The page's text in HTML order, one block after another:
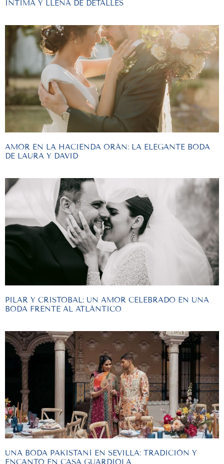
ÍNTIMA Y LLENA DE DETALLES
AMOR EN LA HACIENDA ORÁN: LA ELEGANTE BODA
DE LAURA Y DAVID
PILAR Y CRISTOBAL: UN AMOR CELEBRADO EN UNA
BODA FRENTE AL ATLÁNTICO
UNA BODA PAKISTANÍ EN SEVILLA: TRADICIÓN Y
ENCANTO EN CASA GUARDIOLA